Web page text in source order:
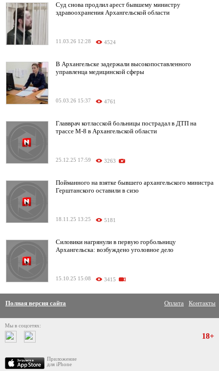
Суд снова продлил арест бывшему министру
здравоохранения Архангельской области
11.03.26 12:28 4524
В Архангельске задержали высокопоставленного
управленца медицинской сферы
05.03.26 15:37 4761
Главврач котласской больницы пострадал в ДТП на
трассе М-8 в Архангельской области
25.12.25 17:59 3263
Пойманного на взятке бывшего архангельского министра
Герштанского оставили в сизо
18.11.25 13:25 5181
Силовики нагрянули в первую горбольницу
Архангельска: возбуждено уголовное дело
15.10.25 15:08 3415
Полная версия сайта Оплата Контакты
Мы в соцсетях:
Приложение
для iPhone
18+